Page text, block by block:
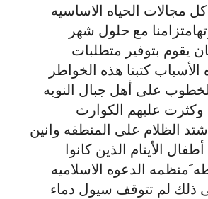
مجالات الحياه الاساسيه
مع حلول شهر
يقوم بتوفير متطلبات
الأسباب كتبنا هذه الخواطر
على أهل جبال النوبه
وكثرت عليهم الكوارث
الظلام على المنطقه وانين
الأيتام الذين كانوا
َمنظمه الدعوه الاسلاميه
ذلك لم تتوقف سيول دماء